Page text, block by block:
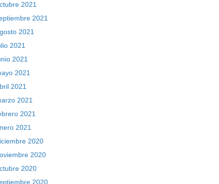
2021
2021
2021
2021
2021
2021
2021
2021
2021
2021
2020
2020
2020
2020